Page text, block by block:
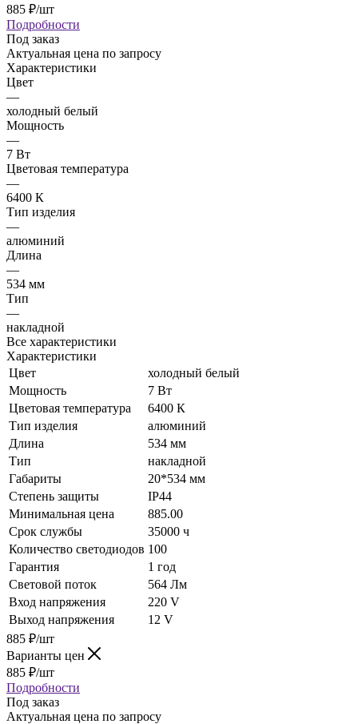
885 ₽/шт
Подробности
Под заказ
Актуальная цена по запросу
Характеристики
Цвет
—
холодный белый
Мощность
—
7 Вт
Цветовая температура
—
6400 К
Тип изделия
—
алюминий
Длина
—
534 мм
Тип
—
накладной
Все характеристики
Характеристики
Цвет
холодный белый
Мощность
7 Вт
Цветовая температура
6400 К
Тип изделия
алюминий
Длина
534 мм
Тип
накладной
Габариты
20*534 мм
Степень защиты
IP44
Минимальная цена
885.00
Срок службы
35000 ч
Количество светодиодов 100
Гарантия
1 год
Световой поток
564 Лм
Вход напряжения
220 V
Выход напряжения
12 V
885 ₽/шт
Варианты цен
885 ₽/шт
Подробности
Под заказ
Актуальная цена по запросу